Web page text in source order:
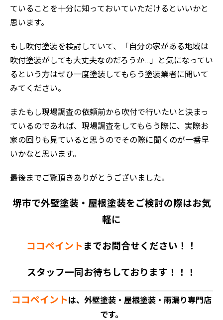
ていることを十分に知っておいていただけるといいかと
思います。
もし吹付塗装を検討していて、「自分の家がある地域は
吹付塗装がしても大丈夫なのだろうか…」と気になってい
るという方はぜひ一度塗装してもらう塗装業者に聞いて
みてください。
またもし現場調査の依頼前から吹付で行いたいと決まっ
ているのであれば、現場調査をしてもらう際に、実際お
家の回りも見ていると思うのでその際に聞くのが一番早
いかなと思います。
最後までご覧頂きありがとうございました。
堺市で外壁塗装・屋根塗装をご検討の際はお気
軽に
ココペイント までお問合せください！！
スタッフ一同お待ちしております！！！
ココペイントは、外壁塗装・屋根塗装・雨漏り専門店
です。